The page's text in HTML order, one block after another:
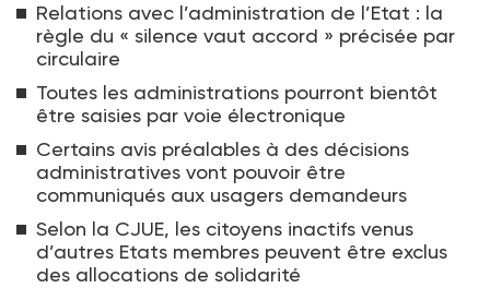
Relations avec l’administration de l’Etat : la
règle du « silence vaut accord » précisée par
circulaire
Toutes les administrations pourront bientôt
être saisies par voie électronique
Certains avis préalables à des décisions
administratives vont pouvoir être
communiqués aux usagers demandeurs
Selon la CJUE, les citoyens inactifs venus
d’autres Etats membres peuvent être exclus
des allocations de solidarité